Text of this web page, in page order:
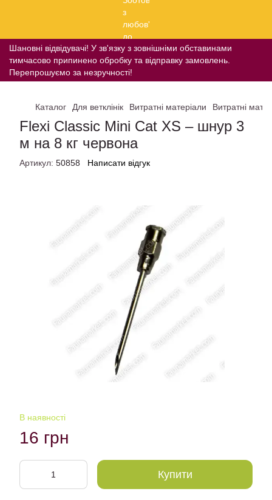
Шановні відвідувачі! У зв'язку з зовнішніми обставинами
тимчасово припинено обробку та відправку замовлень.
Перепрошуємо за незручності!
Каталог Для ветклінік Витратні матеріали Витратні
Flexi Classic Mini Cat XS – шнур 3
м на 8 кг червона
Артикул: 50858 Написати відгук
В наявності
16 грн
Купити